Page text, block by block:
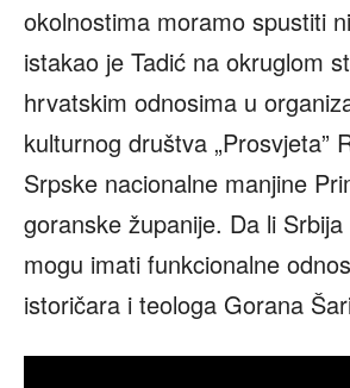
okolnostima moramo spustiti
istakao je Tadić na okruglom
hrvatskim odnosima u
kulturnog društva „Prosvjeta”
Srpske nacionalne manjine
goranske županije. Da li
mogu imati funkcionalne
istoričara i teologa Gorana